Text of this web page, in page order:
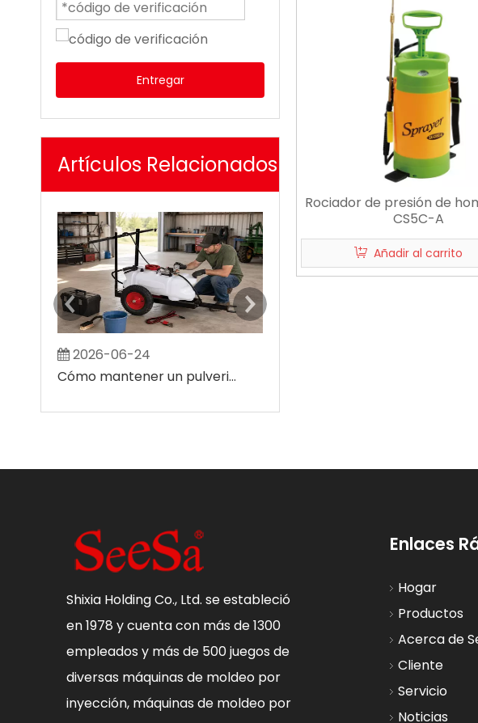
Entregar
Artículos Relacionados
2026-06-24
Cómo mantener un pulverizador agrícola ATV
Rociador de presión de
CS5C-A
Añadir al carrito
Shixia Holding Co., Ltd. se estableció
en 1978 y cuenta con más de 1300
empleados y más de 500 juegos de
diversas máquinas de moldeo por
inyección, máquinas de moldeo por
Enlaces
Hogar
Productos
Acerca de
Cliente
Servicio
Noticias